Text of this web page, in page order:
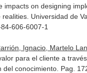
impacts on designing
realities. Universidad de
606-6007-1
Ignacio, Martelo
para el cliente a
del conocimiento. Pag.